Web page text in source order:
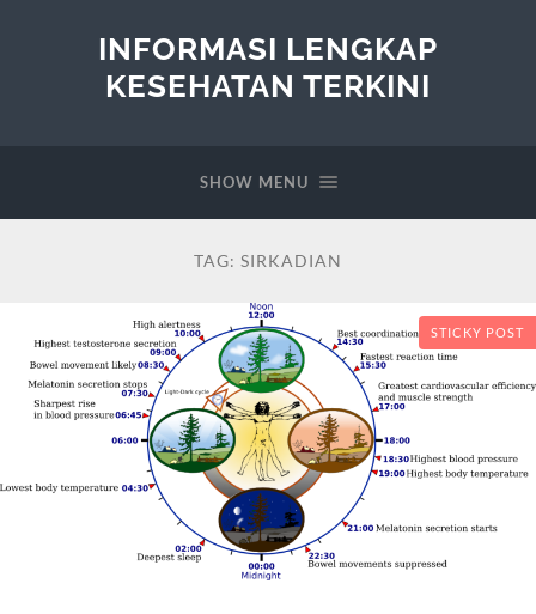
INFORMASI LENGKAP
KESEHATAN TERKINI
SHOW MENU
TAG: SIRKADIAN
STICKY POST